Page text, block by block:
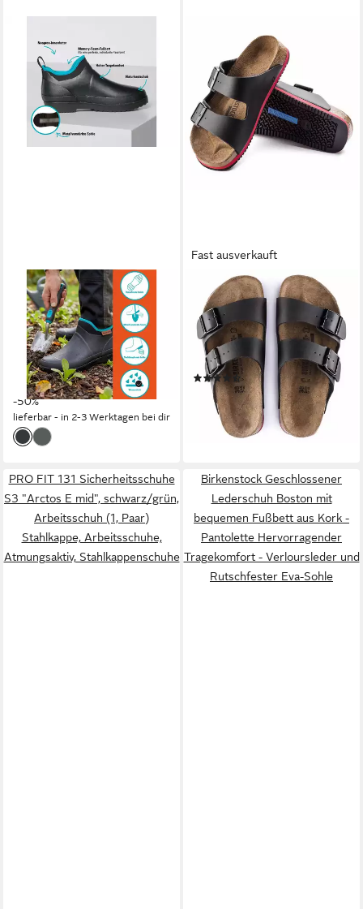
GARDENA
Gartenstiefel Low Cut
Neopren Memory Foam Gr.
43 Gummistiefel mit Inlay,
Kontrastsaum & Logo-
Profilsohle
24,99 € UVP49,99 €
-50%
lieferbar - in 2-3 Werktagen bei dir
Fast ausverkauft
BIRKENSTOCK
ARIZONA Herren und Damen
Sandalen mit ergonomischem
Fußbett und Riemen
Pantolette Rutschfeste
Laufsohle und verstellbare
Schnallen – Für Alltag & Beruf
(142)
ab 74,90 €
lieferbar - in 2-3 Werktagen bei dir
PRO FIT 131 Sicherheitsschuhe
S3 "Arctos E mid", schwarz/grün,
Arbeitsschuh (1, Paar)
Stahlkappe, Arbeitsschuhe,
Atmungsaktiv, Stahlkappenschuhe
Birkenstock Geschlossener
Lederschuh Boston mit
bequemen Fußbett aus Kork -
Pantolette Hervorragender
Tragekomfort - Verloursleder und
Rutschfester Eva-Sohle